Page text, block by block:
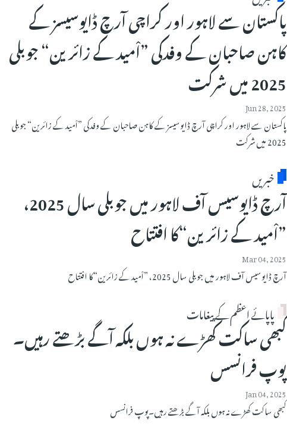
پاکستان سے لاہور اور کراچی آرچ ڈایوسیسز کے
کاہن صاحبان کے وفدکی ”اْمید کے زائرین“ جوبلی
2025 میں شرکت
Jun 28, 2025
پاکستان سے لاہور اور کراچی آرچ ڈایوسیسز کے کاہن صاحبان کے وفدکی ”اْمید کے زائرین“ جوبلی
2025 میں شرکت
خبریں
آرچ ڈایوسیس آف لاہور میں جوبلی سال 2025،
”اْمید کے زائرین“کا افتتاح
Mar 04, 2025
آرچ ڈایوسیس آف لاہور میں جوبلی سال 2025، ”اْمید کے زائرین“کا افتتاح
پاپائے اعظم کے پیغامات
کبھی ساکت کھڑے نہ ہوں بلکہ آگے بڑھتے رہیں۔
پوپ فرانسس
Jan 04, 2025
کبھی ساکت کھڑے نہ ہوں بلکہ آگے بڑھتے رہیں۔پوپ فرانسس